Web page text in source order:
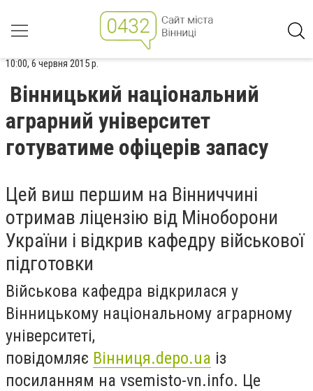
10:00, 6 червня 2015 р.
Вінницький національний
аграрний університет
готуватиме офіцерів запасу
Цей виш першим на Вінниччині
отримав ліцензію від Міноборони
України і відкрив кафедру військової
підготовки
Військова кафедра відкрилася у
Вінницькому національному аграрному
університеті,
повідомляє Вінниця.depo.ua із
посиланням на vsemisto-vn.info. Це